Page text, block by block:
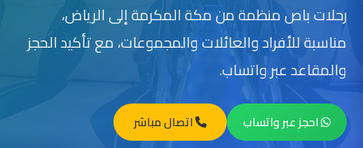
رحلات باص منظمة من مكة المكرمة إلى الرياض،
مناسبة للأفراد والعائلات والمجموعات، مع تأكيد الحجز
والمقاعد عبر واتساب.
احجز عبر واتساب اتصال مباشر